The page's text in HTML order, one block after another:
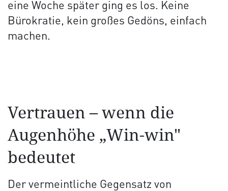
eine Woche später ging es los. Keine
Bürokratie, kein großes Gedöns, einfach
machen.
Vertrauen – wenn die
Augenhöhe „Win-win"
bedeutet
Der vermeintliche Gegensatz von